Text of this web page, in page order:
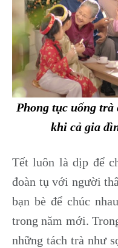
Phong tục uống
khi cả gia
Tết luôn là dịp để
đoàn tụ với người
bạn bè để chúc
trong năm mới.
những tách trà như